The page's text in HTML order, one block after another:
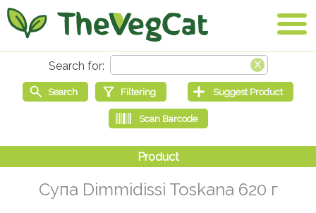
Супа Dimmidissi Toskana 620 г